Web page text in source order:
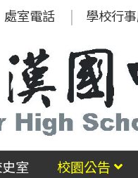
處室電話 學校行
室 校園公告